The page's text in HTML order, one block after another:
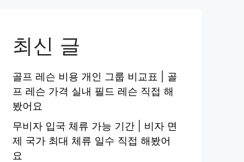
최신 글
골프 레슨 비용 개인 그룹 비교표 | 골
프 레슨 가격 실내 필드 레슨 직접 해
봤어요
무비자 입국 체류 가능 기간 | 비자 면
제 국가 최대 체류 일수 직접 해봤어
요